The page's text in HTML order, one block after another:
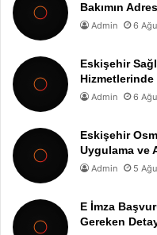
Bakımın
Admin 6
Eskişehir
Admin 6
Eskişehir
Uygulama ve
Admin 5
E İmza
Gereken